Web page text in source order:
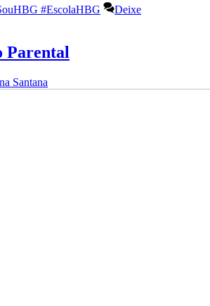
#EscolaHBG
Deixe
Parental
Santana